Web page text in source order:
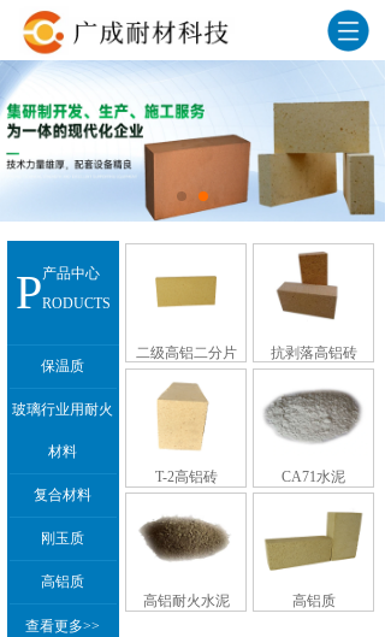
产品中心
PRODUCTS
保温质
玻璃行业用耐火
材料
复合材料
刚玉质
高铝质
查看更多>>
二级高铝二分片 抗剥落高铝砖
T-2高铝砖 CA71水泥
高铝耐火水泥 高铝质